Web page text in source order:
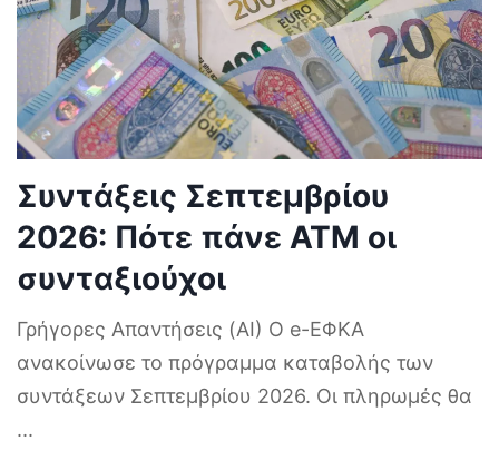
Συντάξεις Σεπτεμβρίου
2026: Πότε πάνε ΑΤΜ οι
συνταξιούχοι
Γρήγορες Απαντήσεις (AI) Ο e-ΕΦΚΑ
ανακοίνωσε το πρόγραμμα καταβολής των
συντάξεων Σεπτεμβρίου 2026. Οι πληρωμές θα
...